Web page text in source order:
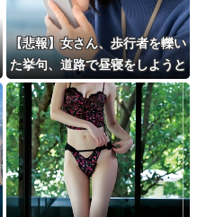
【悲報】女さん、歩行者を轢い
た挙句、道路で昼寝をしようと
してしまうｗｗｗｗｗｗ